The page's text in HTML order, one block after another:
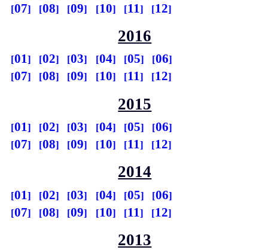
07
08 09 10 11 12
2016
01 02 03 04 05
06
07
08 09 10 11 12
2015
01 02 03 04 05
06
07
08 09 10 11 12
2014
01 02 03 04 05
06
07
08 09 10 11 12
2013